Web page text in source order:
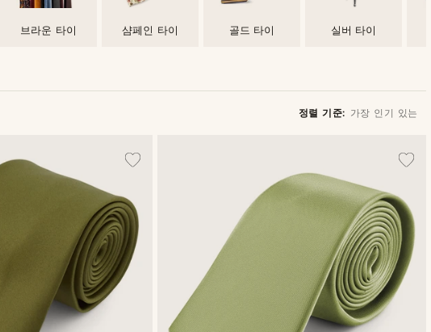
브라운 타이 샴페인 타이 골드 타이 실버 타이
정렬 기준: 가장 인기 있는
최신순
낮은가격순
높은가격순